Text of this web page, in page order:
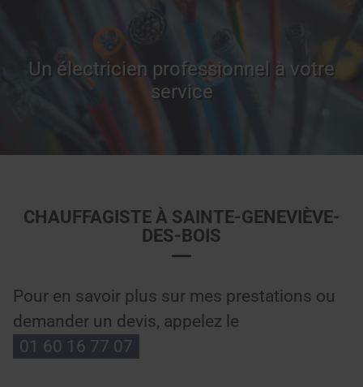
Un électricien professionnel à votre
service
CHAUFFAGISTE À SAINTE-GENEVIÈVE-
DES-BOIS
Pour en savoir plus sur mes prestations ou
demander un devis, appelez le
01 60 16 77 07